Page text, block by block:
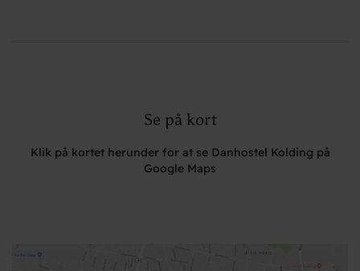
Se på kort
Klik på kortet herunder for at se Danhostel Kolding på
Google Maps